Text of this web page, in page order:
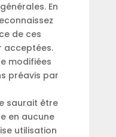
En
de ces
acceptées.
modifiées
préavis par
saurait être
en aucune
utilisation